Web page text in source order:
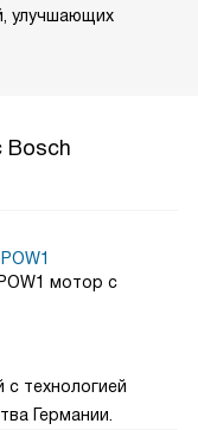
улучшающих
Bosch
мотор с
технологией
Германии.